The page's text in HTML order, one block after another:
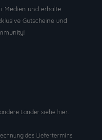
Medien und erhalte
Gutscheine und
Länder siehe hier:
des Liefertermins